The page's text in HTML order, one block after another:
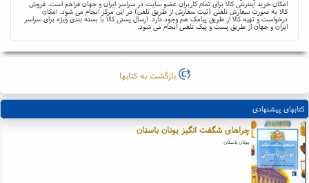
امکان خرید اینترنتی کالا برای تمام کاربران عضو سایت در سراسر ایران و جهان فراهم است. فروش
کالا به صورت سفارش تلفنی (ثبت سفارش از طریق تلفن) در این مرکز انجام می شود. امکان
درخواست و تهیه کالا از طریق پیامک هم وجود دارد. ارسال پستی کالا با بسته بندی ویژه برای سراسر
ایران و جهان از طریق پست و پیک تلفنی انجام می شود.
بازگشت به کتابها
کتابهای پیشنهادی
چراهای شگفت انگیز یونان باستان
یونان باستان